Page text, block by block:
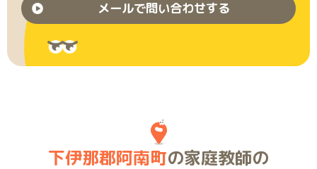
メールで問い合わせする
下伊那郡阿南町の家庭教師の